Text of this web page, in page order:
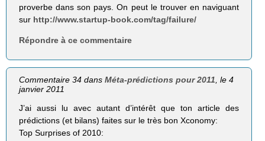
proverbe dans son pays. On peut le trouver en naviguant
sur http://www.startup-book.com/tag/failure/
Répondre à ce commentaire
Commentaire 34 dansMéta-prédictions pour 2011 , le 4
janvier 2011
J’ai aussi lu avec autant d’intérêt que ton article des
prédictions (et bilans) faites sur le très bon Xconomy:
Top Surprises of 2010: